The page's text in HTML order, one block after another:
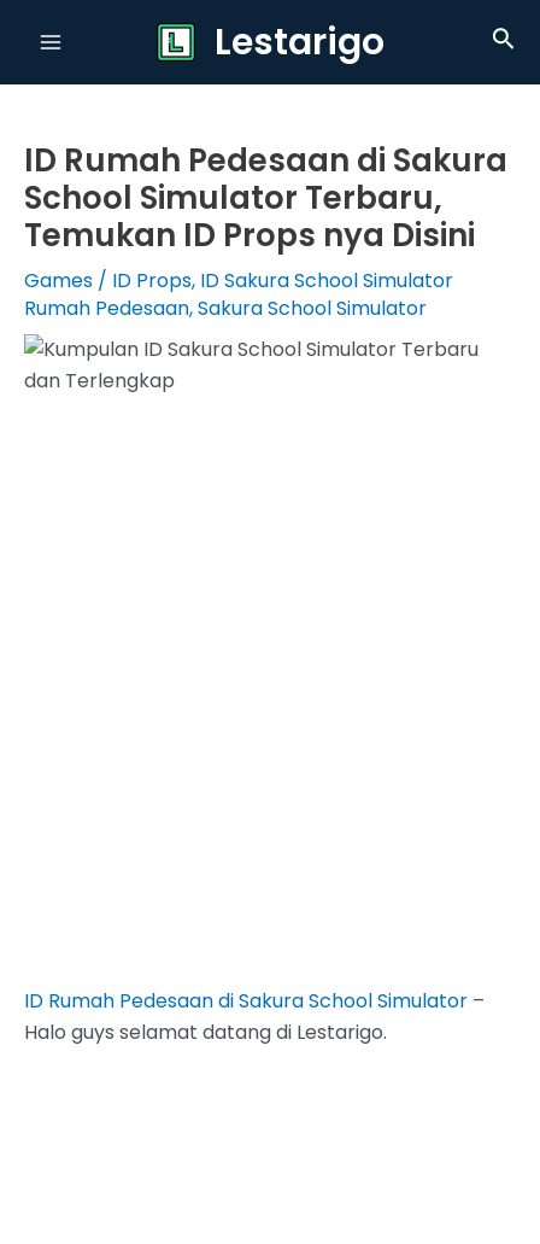
Lestarigo
ID Rumah Pedesaan di Sakura
School Simulator Terbaru,
Temukan ID Props nya Disini
Games / ID Props, ID Sakura School Simulator
Rumah Pedesaan,Sakura School Simulator
ID Rumah Pedesaan di Sakura School Simulator –
Halo guys selamat datang di Lestarigo.